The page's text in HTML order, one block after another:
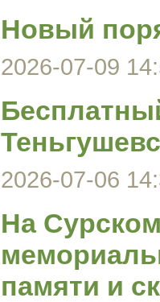
Новый
2026-07-09
2026-07-06
На
памяти и